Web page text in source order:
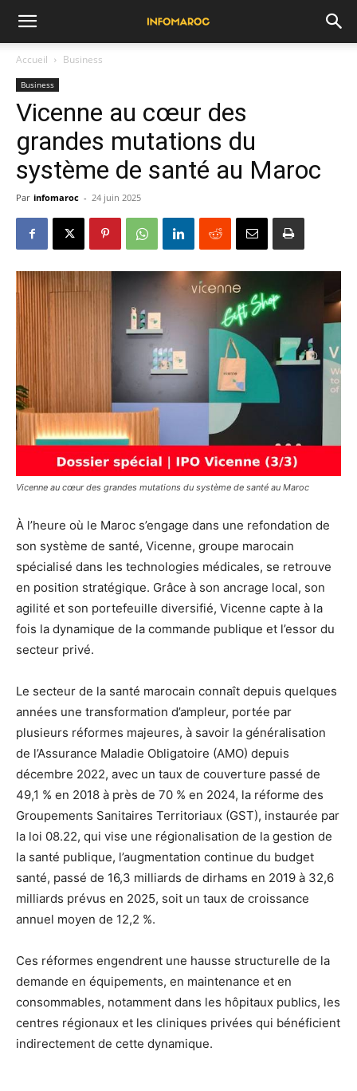
Accueil Business
Business
Vicenne au cœur des
grandes mutations du
système de santé au Maroc
Par infomaroc - 24 juin 2025
Vicenne au cœur des grandes mutations du système de santé au Maroc
À l’heure où le Maroc s’engage dans une refondation de
son système de santé, Vicenne, groupe marocain
spécialisé dans les technologies médicales, se retrouve
en position stratégique. Grâce à son ancrage local, son
agilité et son portefeuille diversifié, Vicenne capte à la
fois la dynamique de la commande publique et l’essor du
secteur privé.
Le secteur de la santé marocain connaît depuis quelques
années une transformation d’ampleur, portée par
plusieurs réformes majeures, à savoir la généralisation
de l’Assurance Maladie Obligatoire (AMO) depuis
décembre 2022, avec un taux de couverture passé de
49,1 % en 2018 à près de 70 % en 2024, la réforme des
Groupements Sanitaires Territoriaux (GST), instaurée par
la loi 08.22, qui vise une régionalisation de la gestion de
la santé publique, l’augmentation continue du budget
santé, passé de 16,3 milliards de dirhams en 2019 à 32,6
milliards prévus en 2025, soit un taux de croissance
annuel moyen de 12,2 %.
Ces réformes engendrent une hausse structurelle de la
demande en équipements, en maintenance et en
consommables, notamment dans les hôpitaux publics, les
centres régionaux et les cliniques privées qui bénéficient
indirectement de cette dynamique.